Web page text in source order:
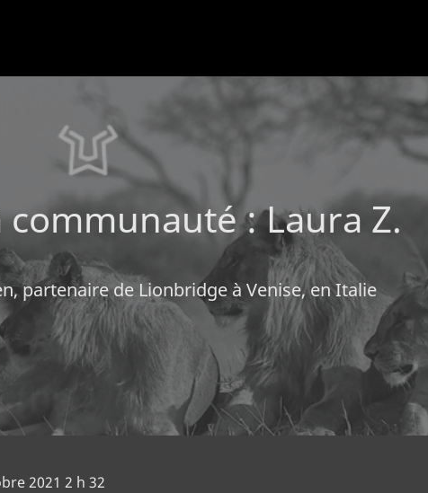
communauté : Laura Z.
partenaire de Lionbridge à Venise, en Italie
2021 2 h 32